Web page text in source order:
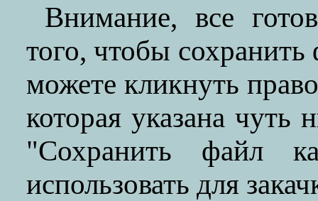
Внимание, все
того, чтобы
можете кликнуть
которая указана
"Сохранить файл
использовать для